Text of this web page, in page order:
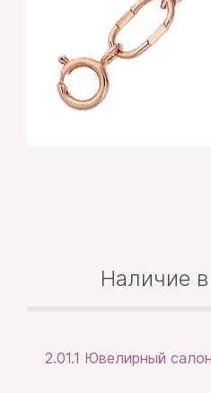
Наличие
2.01.1 Ювелирный